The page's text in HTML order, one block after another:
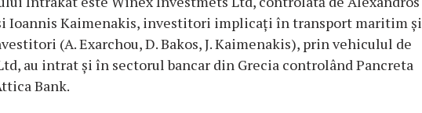
Ioannis Kaimenakis, investitori implicaţi în transport maritim şi
(A. Exarchou, D. Bakos, J. Kaimenakis), prin vehiculul de
au intrat şi în sectorul bancar din Grecia controlând Pancreta
Bank.